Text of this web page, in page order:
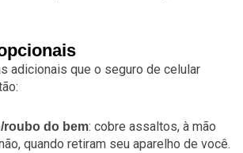
adicionais que o seguro de celular
roubo do bem: cobre assaltos, à mão
quando retiram seu aparelho de você.